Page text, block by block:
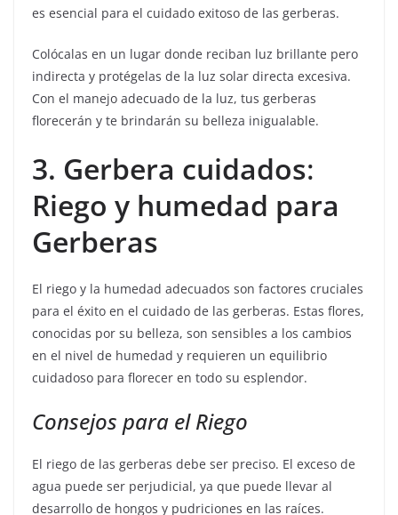
es esencial para el cuidado exitoso de las gerberas.
Colócalas en un lugar donde reciban luz brillante pero
indirecta y protégelas de la luz solar directa excesiva.
Con el manejo adecuado de la luz, tus gerberas
florecerán y te brindarán su belleza inigualable.
3. Gerbera cuidados:
Riego y humedad para
Gerberas
El riego y la humedad adecuados son factores cruciales
para el éxito en el cuidado de las gerberas. Estas flores,
conocidas por su belleza, son sensibles a los cambios
en el nivel de humedad y requieren un equilibrio
cuidadoso para florecer en todo su esplendor.
Consejos para el Riego
El riego de las gerberas debe ser preciso. El exceso de
agua puede ser perjudicial, ya que puede llevar al
desarrollo de hongos y pudriciones en las raíces.